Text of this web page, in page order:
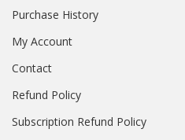
Purchase History
My Account
Contact
Refund Policy
Subscription Refund Policy